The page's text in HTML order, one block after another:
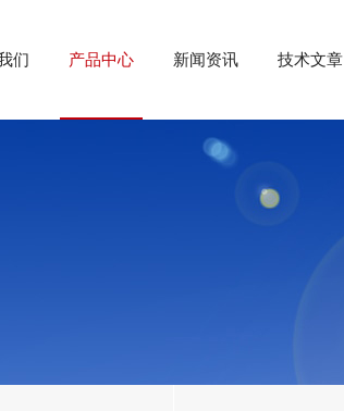
们 产品中心 新闻资讯 技术文章